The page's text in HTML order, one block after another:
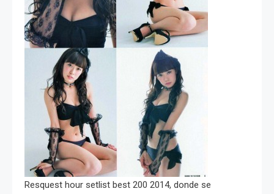
Resquest hour setlist best 200 2014, donde se